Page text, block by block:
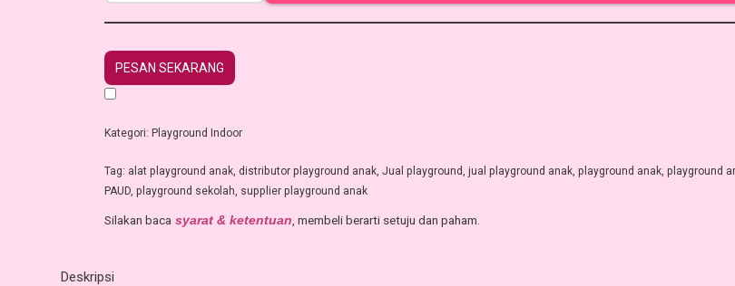
PESAN SEKARANG
Kategori: Playground Indoor
Tag: alat playground anak,distributor playground anak,Jual playground,jual playground anak,playground anak,playground
PAUD,playground sekolah, supplier playground anak
Silakan baca syarat & ketentuan , membeli berarti setuju dan paham.
Deskripsi